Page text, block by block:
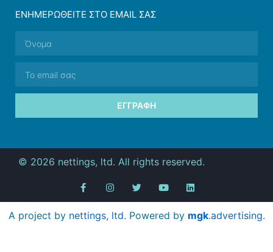
ΕΝΗΜΕΡΩΘΕΊΤΕ ΣΤΟ EMAIL ΣΑΣ
ΕΓΓΡΑΦΉ
© 2026 nettings, ltd. All rights reserved.
A project by nettings, ltd. Powered by mgk.advertising.